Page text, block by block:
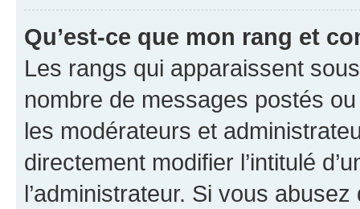
Qu’est-ce que mon rang et
Les rangs qui apparaissent
nombre de messages postés
les modérateurs et
directement modifier l’intitulé
l’administrateur. Si vous